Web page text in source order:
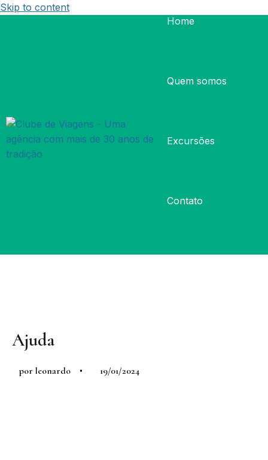
Skip to content
Home
Quem somos
Excursões
Contato
Ajuda
por leonardo 19/01/2024